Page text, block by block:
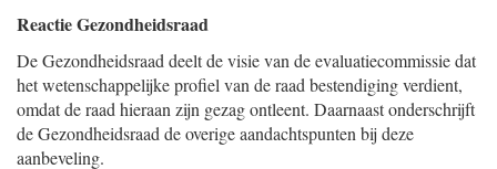
Reactie Gezondheidsraad
De Gezondheidsraad deelt de visie van de evaluatiecommissie dat
het wetenschappelijke profiel van de raad bestendiging verdient,
omdat de raad hieraan zijn gezag ontleent. Daarnaast onderschrijft
de Gezondheidsraad de overige aandachtspunten bij deze
aanbeveling.